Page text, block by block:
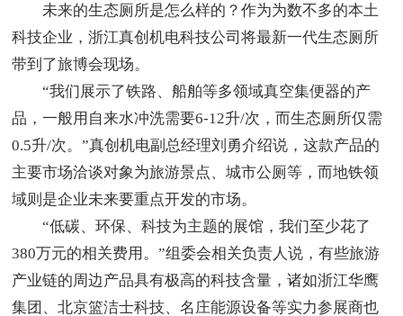
未来的生态厕所是怎么样的？作为为数不多的本土
科技企业，浙江真创机电科技公司将最新一代生态厕所
带到了旅博会现场。
“我们展示了铁路、船舶等多领域真空集便器的产
品，一般用自来水冲洗需要6-12升/次，而生态厕所仅需
0.5升/次。”真创机电副总经理刘勇介绍说，这款产品的
主要市场洽谈对象为旅游景点、城市公厕等，而地铁领
域则是企业未来要重点开发的市场。
“低碳、环保、科技为主题的展馆，我们至少花了
380万元的相关费用。”组委会相关负责人说，有些旅游
产业链的周边产品具有极高的科技含量，诸如浙江华鹰
集团、北京篮洁士科技、名庄能源设备等实力参展商也